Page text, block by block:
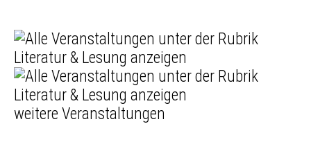
weitere Veranstaltungen